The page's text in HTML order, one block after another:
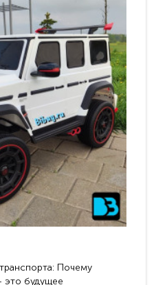
Почему
это будущее